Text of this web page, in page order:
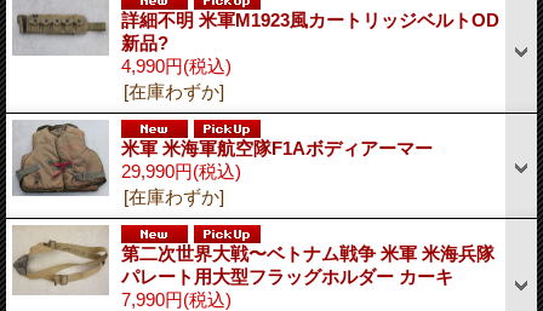
詳細不明 米軍M1923風カートリッジベルトOD
新品?
4,990円(税込)
[在庫わずか]
米軍 米海軍航空隊F1Aボディアーマー
29,990円(税込)
[在庫わずか]
第二次世界大戦〜ベトナム戦争 米軍 米海兵隊
パレート用大型フラッグホルダー カーキ
7,990円(税込)